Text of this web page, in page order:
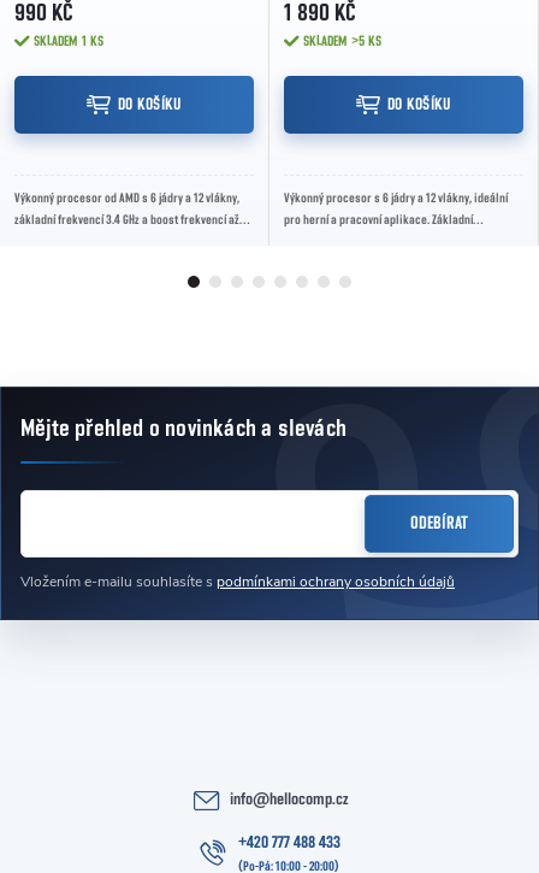
990 KČ
SKLADEM 1 KS
DO KOŠÍKU
Výkonný procesor od AMD s 6 jádry a 12 vlákny,
základní frekvencí 3.4 GHz a boost frekvencí až
1 890 KČ
SKLADEM >5 KS
DO KOŠÍKU
Výkonný procesor s 6 jádry a 12 vlákny, ideální
pro herní a pracovní aplikace. Základní
Zápatí
Mějte přehled o novinkácha slevách
Vložením e-mailu souhlasíte s podmínkami ochrany osobních údajů
ODEBÍRAT
info@hellocomp.cz
+420 777 488 433